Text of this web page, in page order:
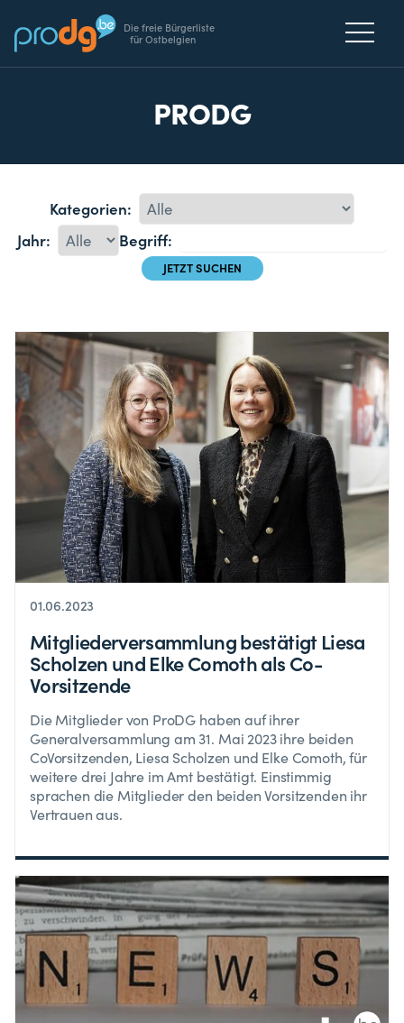
Die freie Bürgerliste
für Ostbelgien
PRODG
Kategorien:
Jahr:
Begriff:
01.06.2023
Mitgliederversammlung bestätigt Liesa
Scholzen und Elke Comoth als Co-
Vorsitzende
Die Mitglieder von ProDG haben auf ihrer
Generalversammlung am 31. Mai 2023 ihre beiden
CoVorsitzenden, Liesa Scholzen und Elke Comoth, für
weitere drei Jahre im Amt bestätigt. Einstimmig
sprachen die Mitglieder den beiden Vorsitzenden ihr
Vertrauen aus.